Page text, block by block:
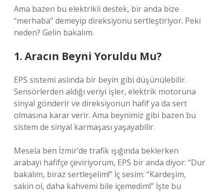
Ama bazen bu elektrikli destek, bir anda bize
“merhaba” demeyip direksiyonu sertleştiriyor. Peki
neden? Gelin bakalım.
1. Aracın Beyni Yoruldu Mu?
EPS sistemi aslında bir beyin gibi düşünülebilir.
Sensörlerden aldığı veriyi işler, elektrik motoruna
sinyal gönderir ve direksiyonun hafif ya da sert
olmasına karar verir. Ama beynimiz gibi bazen bu
sistem de sinyal karmaşası yaşayabilir.
Mesela ben İzmir’de trafik ışığında beklerken
arabayı hafifçe çeviriyorum, EPS bir anda diyor: “Dur
bakalım, biraz sertleşelim!” İç sesim: “Kardeşim,
sakin ol, daha kahvemi bile içemedim!” İşte bu